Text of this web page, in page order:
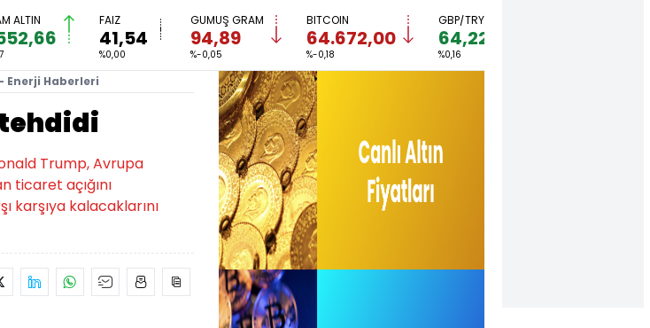
ALTIN FAİZ
41,54
%0,00
GÜMÜŞ GRAM
94,89
%-0,05
BITCOIN
64.672,00
%-0,18
GBP/TRY
64,2227
%0,16
Enerji Haberleri
Trump, Avrupa
ticaret açığını
karşıya kalacaklarını